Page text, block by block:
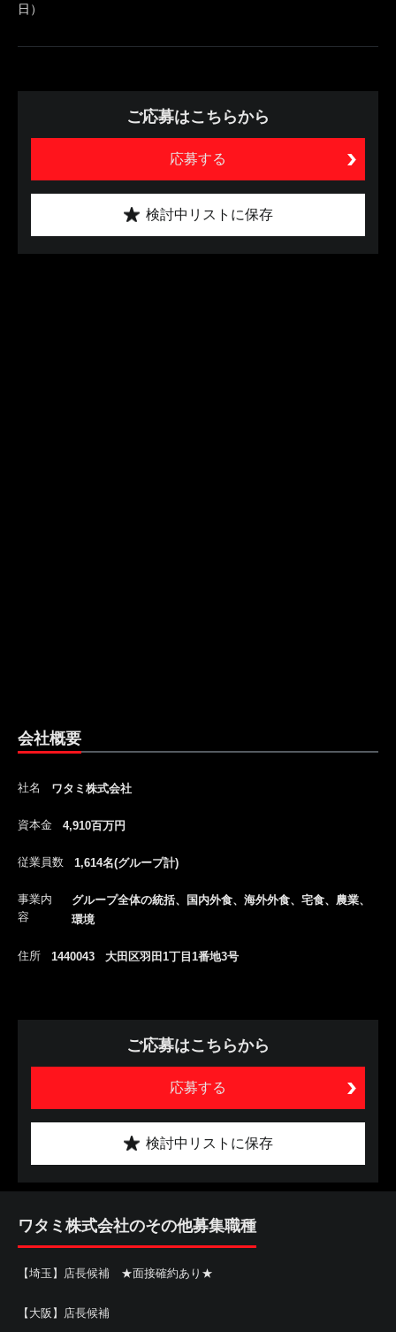
日）
ご応募はこちらから
応募する
検討中リストに保存
会社概要
社名 ワタミ株式会社
資本金 4,910百万円
従業員数 1,614名(グループ計)
事業内
容
グループ全体の統括、国内外食、海外外食、宅食、農業、
環境
住所 1440043 大田区羽田1丁目1番地3号
ご応募はこちらから
応募する
検討中リストに保存
ワタミ株式会社のその他募集職種
【埼玉】店長候補 ★面接確約あり★
【大阪】店長候補